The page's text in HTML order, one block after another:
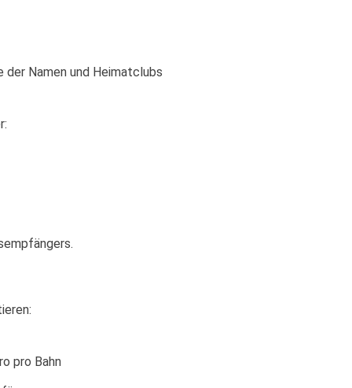
Namen und Heimatclubs
pro Bahn